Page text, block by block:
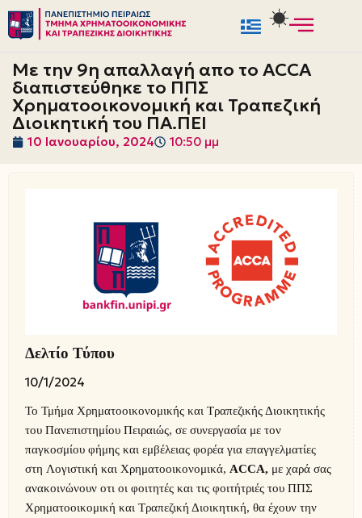
Μεταπηδήστε
στο
περιεχόμενο
Με την 9η απαλλαγή απο το ACCA
διαπιστεύθηκε το ΠΠΣ
Χρηματοοικονομική και Τραπεζική
Διοικητική του ΠΑ.ΠΕΙ
10 Ιανουαρίου, 2024 10:50 μμ
Δελτίο Τύπου
10/1/2024
Το Τμήμα Χρηματοοικονομικής και Τραπεζικής Διοικητικής
του Πανεπιστημίου Πειραιώς, σε συνεργασία με τον
παγκοσμίου φήμης και εμβέλειας φορέα για επαγγελματίες
στη Λογιστική και Χρηματοοικονομικά, ACCA, με χαρά σας
ανακοινώνουν οτι οι φοιτητές και τις φοιτήτριές του ΠΠΣ
Χρηματοοικομική και Τραπεζική Διοικητική, θα έχουν την